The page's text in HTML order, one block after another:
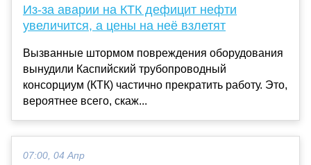
Из-за аварии на КТК дефицит нефти
увеличится, а цены на неё взлетят
Вызванные штормом повреждения оборудования
вынудили Каспийский трубопроводный
консорциум (КТК) частично прекратить работу. Это,
вероятнее всего, скаж...
07:00, 04 Апр